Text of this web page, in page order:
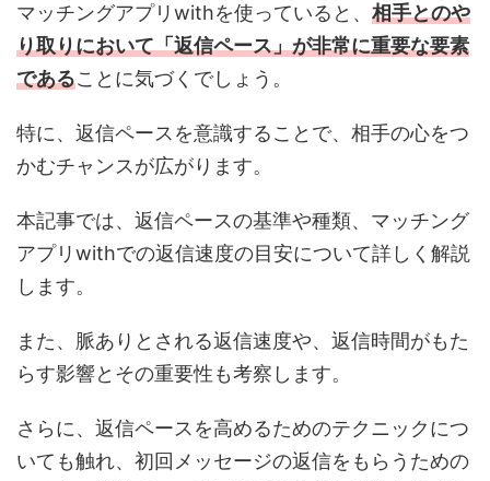
マッチングアプリwithを使っていると、 相手とのや
り取りにおいて「返信ペース」が非常に重要な要素
であることに気づくでしょう。
特に、返信ペースを意識することで、相手の心をつ
かむチャンスが広がります。
本記事では、返信ペースの基準や種類、マッチング
アプリwithでの返信速度の目安について詳しく解説
します。
また、脈ありとされる返信速度や、返信時間がもた
らす影響とその重要性も考察します。
さらに、返信ペースを高めるためのテクニックにつ
いても触れ、初回メッセージの返信をもらうための